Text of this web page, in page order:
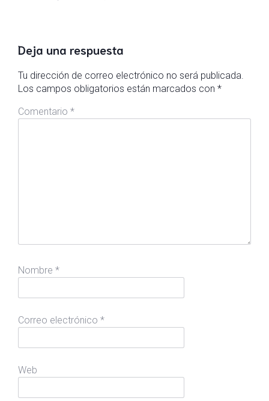
Deja una respuesta
Tu dirección de correo electrónico no será publicada.
Los campos obligatorios están marcados con *
Comentario *
Nombre *
Correo electrónico *
Web